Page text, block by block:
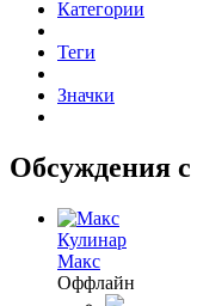
Категории
Теги
Значки
Обсуждения с
Кулинар
Макс
Оффлайн